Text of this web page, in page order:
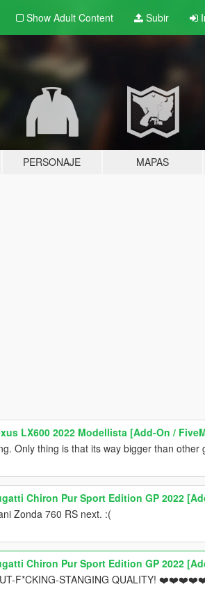
Show Adult Content Subir
PERSONAJE MAPAS
LX600 2022 Modellista [Add-On /
Only thing is that its way bigger than other
Chiron Pur Sport Edition GP 2022
Zonda 760 RS next. :(
Chiron Pur Sport Edition GP 2022
F*CKING-STANGING QUALITY!